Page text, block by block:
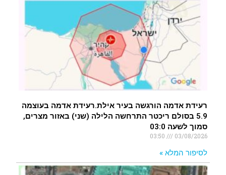
רעידת אדמה הורגשה בעיר אילת.רעידת אדמה בעוצמה
5.9 בסולם ריכטר התרחשה הלילה (שני) באזור מצרים,
סמוך לשעה 03:0
03/08/2026
לסיפור המלא »